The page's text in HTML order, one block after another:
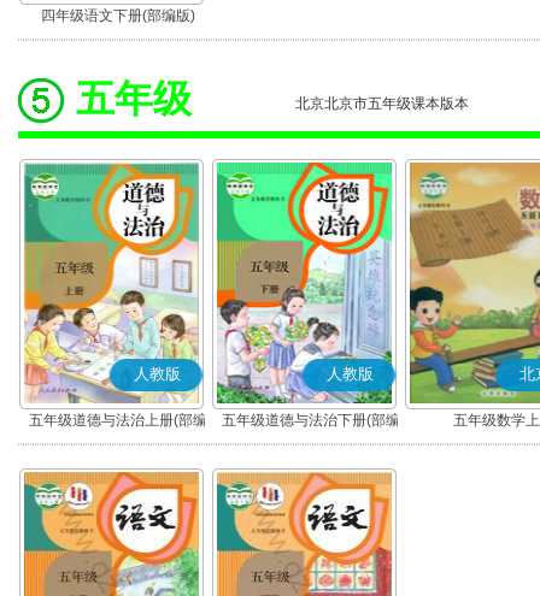
四年级语文下册(部编版)
五年级 北京北京市五年级课本版本
人教版
五年级道德与法治上册(部编
版)
人教版
五年级道德与法治下册(部编
版)
北
五年级数学